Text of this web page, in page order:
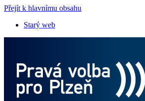
Přejít k hlavnímu obsahu
Starý web